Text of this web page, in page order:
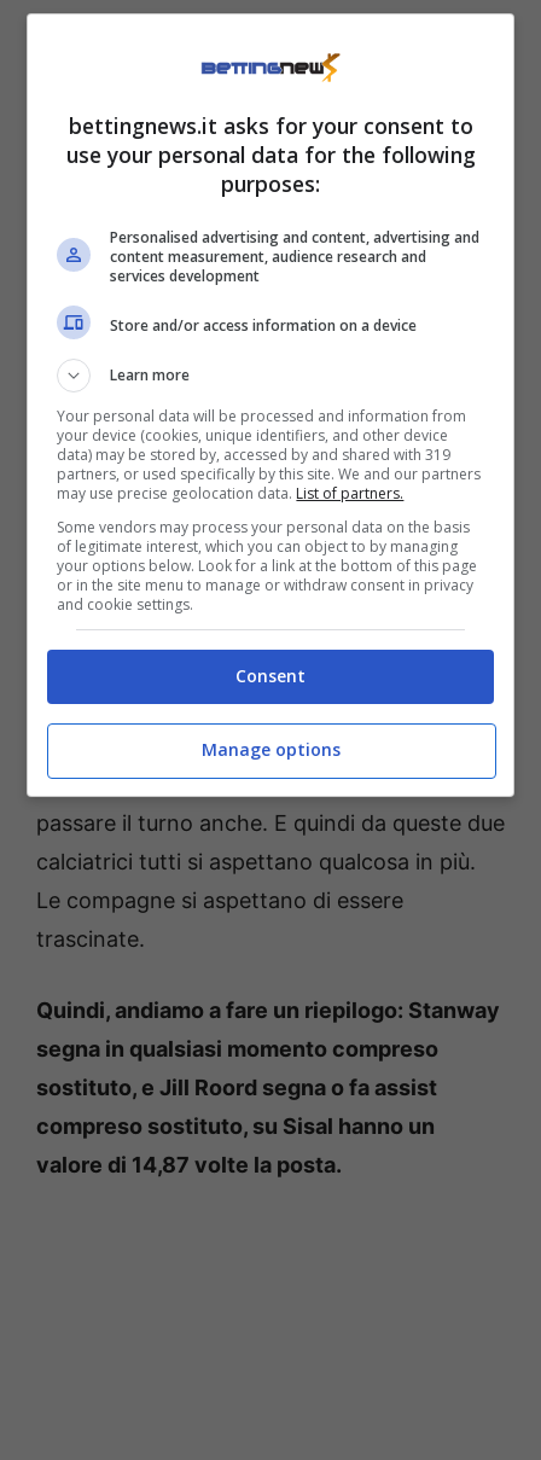
conosce un po’ il calcio femminile non ha
sotto l’aspetto fisico che sotto il profilo
tecnico, potrebbe trovare il gol in qualsiasi
Nell’Olanda tutti pensano ovviamente a
Miedema come marcatrice. Ma qui parliamo
di assist, magari serviti per quella che è la più
forte calciatrice olandese, sicuramente quella
che ha fatto la storia visto che nessuna come
lei ha segnato con la maglia della propria
nazione.
Diciamolo chiaramente, sono quasi tutte al
servizio dell’attaccante del City, ancheJill
che gioca nella stessa squadra della
compagna e che quindi conosce quali sono i
movimenti che fa nel corso del match. E
questo aiuta: l’intesa c’è, esiste. La voglia di
passare il turno anche. E quindi da queste due
calciatrici tutti si aspettano qualcosa in più.
Le compagne si aspettano di essere
trascinate.
Quindi, andiamo a fare un riepilogo: Stanway
segna in qualsiasi momento compreso
sostituto, e Jill Roord segna o fa assist
compreso sostituto, su Sisal hanno un
valore di 14,87 volte la posta.
bettingnews.it asks for your consent to
use your personal data for the following
purposes:
Personalised advertising and content, advertising and
content measurement, audience research and
services development
Store and/or access information on a device
Learn more
Your personal data will be processed and information from
your device (cookies, unique identifiers, and other device
data) may be stored by, accessed by and shared with 319
partners, or used specifically by this site. We and our partners
may use precise geolocation data. List of partners.
Some vendors may process your personal data on the basis
of legitimate interest, which you can object to by managing
your options below. Look for a link at the bottom of this page
or in the site menu to manage or withdraw consent in privacy
and cookie settings.
Consent
Manage options